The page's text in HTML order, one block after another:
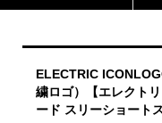
ELECTRIC
繍ロゴ）【エレクト
ード スリーショート